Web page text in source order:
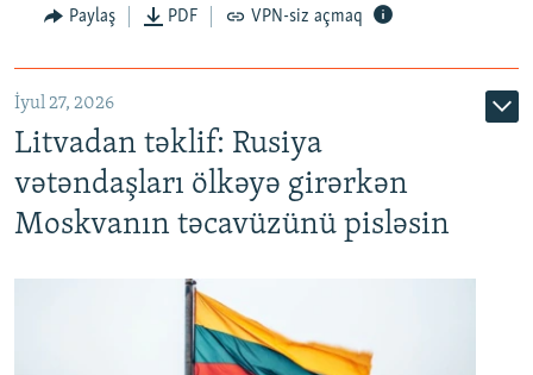
Paylaş PDF VPN-siz açmaq
İyul 27, 2026
Litvadan təklif: Rusiya
vətəndaşları ölkəyə girərkən
Moskvanın təcavüzünü pisləsin